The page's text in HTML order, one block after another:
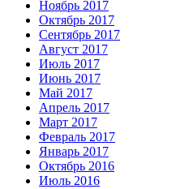
Ноябрь 2017
Октябрь 2017
Сентябрь 2017
Август 2017
Июль 2017
Июнь 2017
Май 2017
Апрель 2017
Март 2017
Февраль 2017
Январь 2017
Октябрь 2016
Июль 2016